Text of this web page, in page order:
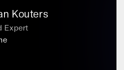
Kouters
Expert